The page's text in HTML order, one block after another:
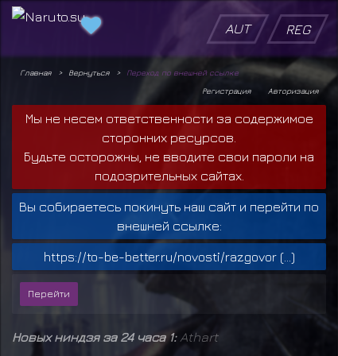
AUT REG
Главная Вернуться
Переход по внешней ссылке
Авторизация
Регистрация
Мы не несем ответственности за содержимое
сторонних ресурсов.
Будьте осторожны, не вводите свои пароли на
подозрительных сайтах.
Вы собираетесь покинуть наш сайт и перейти по
внешней ссылке:
https://to-be-better.ru/novosti/razgovor (...)
Новых ниндзя за 24 часа 1: Athart